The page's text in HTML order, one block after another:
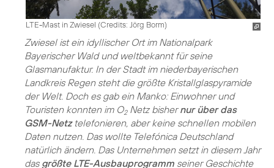
LTE-Mast in Zwiesel (Credits: Jörg Borm)
Zwiesel ist ein idyllischer Ort im Nationalpark
Bayerischer Wald und weltbekannt für seine
Glasmanufaktur. In der Stadt im niederbayerischen
Landkreis Regen steht die größte Kristallglaspyramide
der Welt. Doch es gab ein Manko: Einwohner und
Touristen konnten im O2Netz bishernur über das
GSM-Netztelefonieren, aber keine schnellen mobilen
Daten nutzen. Das wollte Telefónica Deutschland
natürlich ändern. Das Unternehmen setzt in diesem Jahr
das größte LTE-Ausbauprogramm seiner Geschichte